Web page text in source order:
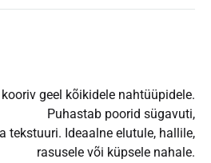
geel kõikidele nahtüüpidele.
Puhastab poorid sügavuti,
tekstuuri. Ideaalne elutule, hallile,
rasusele või küpsele nahale.